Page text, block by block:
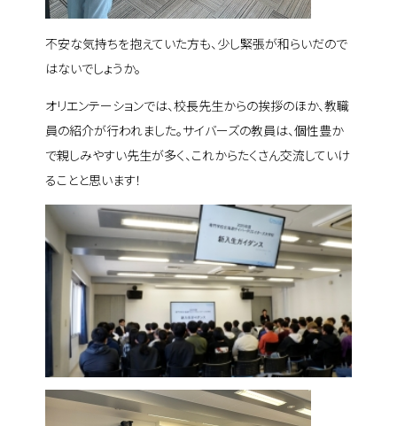
不安な気持ちを抱えていた方も、少し緊張が和らいだので
はないでしょうか。
オリエンテーションでは、校長先生からの挨拶のほか、教職
員の紹介が行われました。サイバーズの教員は、個性豊か
で親しみやすい先生が多く、これからたくさん交流していけ
ることと思います！